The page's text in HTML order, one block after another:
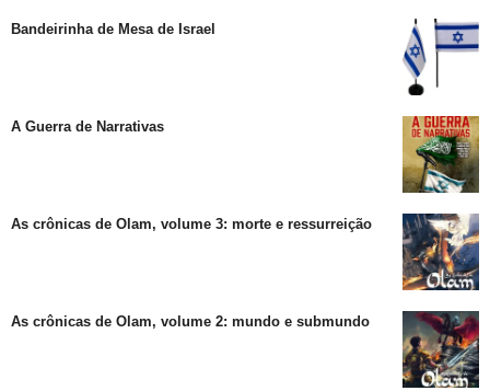
Bandeirinha de Mesa de Israel
A Guerra de Narrativas
As crônicas de Olam, volume 3: morte e ressurreição
As crônicas de Olam, volume 2: mundo e submundo